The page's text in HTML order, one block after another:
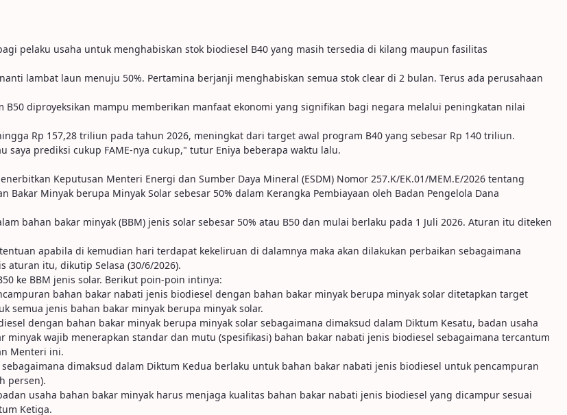
pelaku usaha untuk menghabiskan stok biodiesel B40 yang masih tersedia di kilang maupun fasilitas
lambat laun menuju 50%. Pertamina berjanji menghabiskan semua stok clear di 2 bulan. Terus ada perusahaan
B50 diproyeksikan mampu memberikan manfaat ekonomi yang signifikan bagi negara melalui peningkatan nilai
Rp 157,28 triliun pada tahun 2026, meningkat dari target awal program B40 yang sebesar Rp 140 triliun.
prediksi cukup FAME-nya cukup," tutur Eniya beberapa waktu lalu.
Keputusan Menteri Energi dan Sumber Daya Mineral (ESDM) Nomor 257.K/EK.01/MEM.E/2026 tentang
Bakar Minyak berupa Minyak Solar sebesar 50% dalam Kerangka Pembiayaan oleh Badan Pengelola Dana
bahan bakar minyak (BBM) jenis solar sebesar 50% atau B50 dan mulai berlaku pada 1 Juli 2026. Aturan itu diteken
apabila di kemudian hari terdapat kekeliruan di dalamnya maka akan dilakukan perbaikan sebagaimana
itu, dikutip Selasa (30/6/2026).
ke BBM jenis solar. Berikut poin-poin intinya:
bahan bakar nabati jenis biodiesel dengan bahan bakar minyak berupa minyak solar ditetapkan target
semua jenis bahan bakar minyak berupa minyak solar.
dengan bahan bakar minyak berupa minyak solar sebagaimana dimaksud dalam Diktum Kesatu, badan usaha
wajib menerapkan standar dan mutu (spesifikasi) bahan bakar nabati jenis biodiesel sebagaimana tercantum
Menteri ini.
dimaksud dalam Diktum Kedua berlaku untuk bahan bakar nabati jenis biodiesel untuk pencampuran
persen).
usaha bahan bakar minyak harus menjaga kualitas bahan bakar nabati jenis biodiesel yang dicampur sesuai
Ketiga.